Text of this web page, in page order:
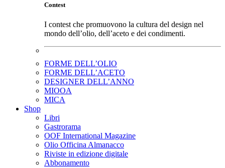
Contest
I contest che promuovono la cultura del design nel
mondo dell’olio, dell’aceto e dei condimenti.
FORME DELL’OLIO
FORME DELL’ACETO
DESIGNER DELL’ANNO
MIOOA
MICA
Shop
Libri
Gastrorama
OOF International Magazine
Olio Officina Almanacco
Riviste in edizione digitale
Abbonamento